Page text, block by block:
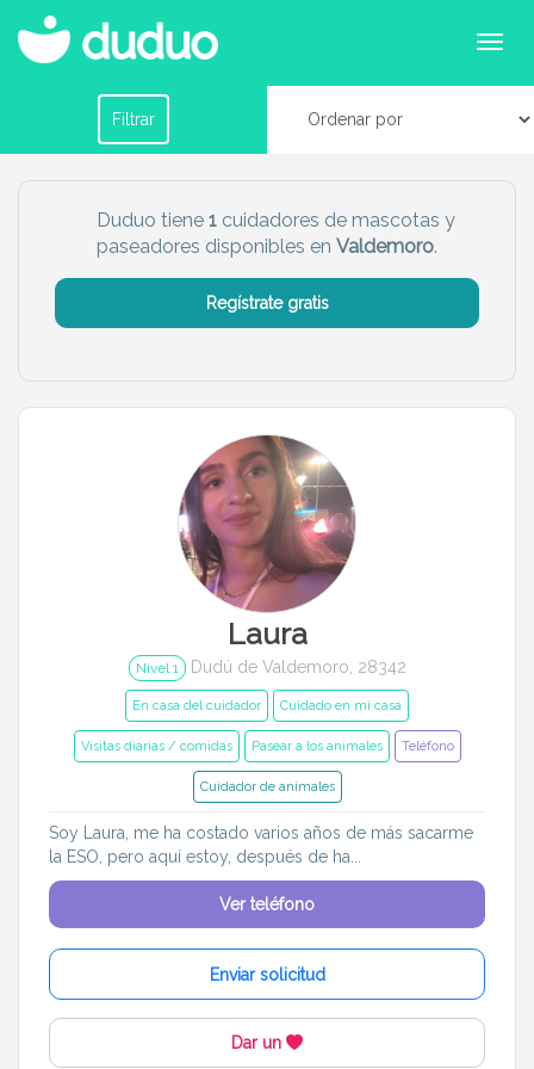
Cuidadores de mascotas en Valdemoro
Filtrar
Filtrar por horario
Chico Chica
Más servicio del dudú
Entrenador
En casa del cuidador Cuidado en mi casa
Visitas diarias / comidas Pasear a los animales
Alojamiento de mascotas
Tamaño de mi mascota
Idiomas del dudú
Duduo tiene 1 cuidadores de mascotas y
paseadores disponibles en Valdemoro.
Regístrate gratis
Laura
Nivel 1 Dudú de Valdemoro, 28342
En casa del cuidador Cuidado en mi casa
Visitas diarias / comidas Pasear a los animales Teléfono
Cuidador de animales
Soy Laura, me ha costado varios años de más sacarme
la ESO, pero aquí estoy, después de ha...
Ver teléfono
Enviar solicitud
Dar un